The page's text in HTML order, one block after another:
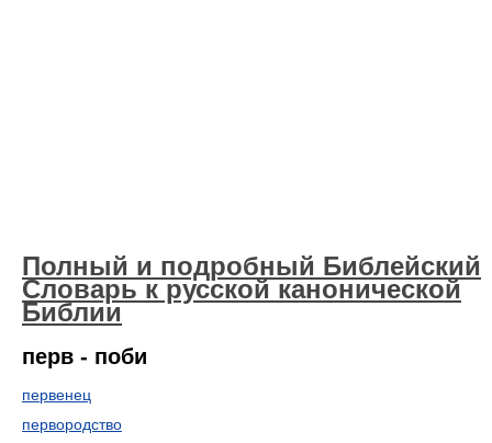
Полный и подробный Библейский
Словарь к русской канонической
Библии
перв - поби
первенец
первородство